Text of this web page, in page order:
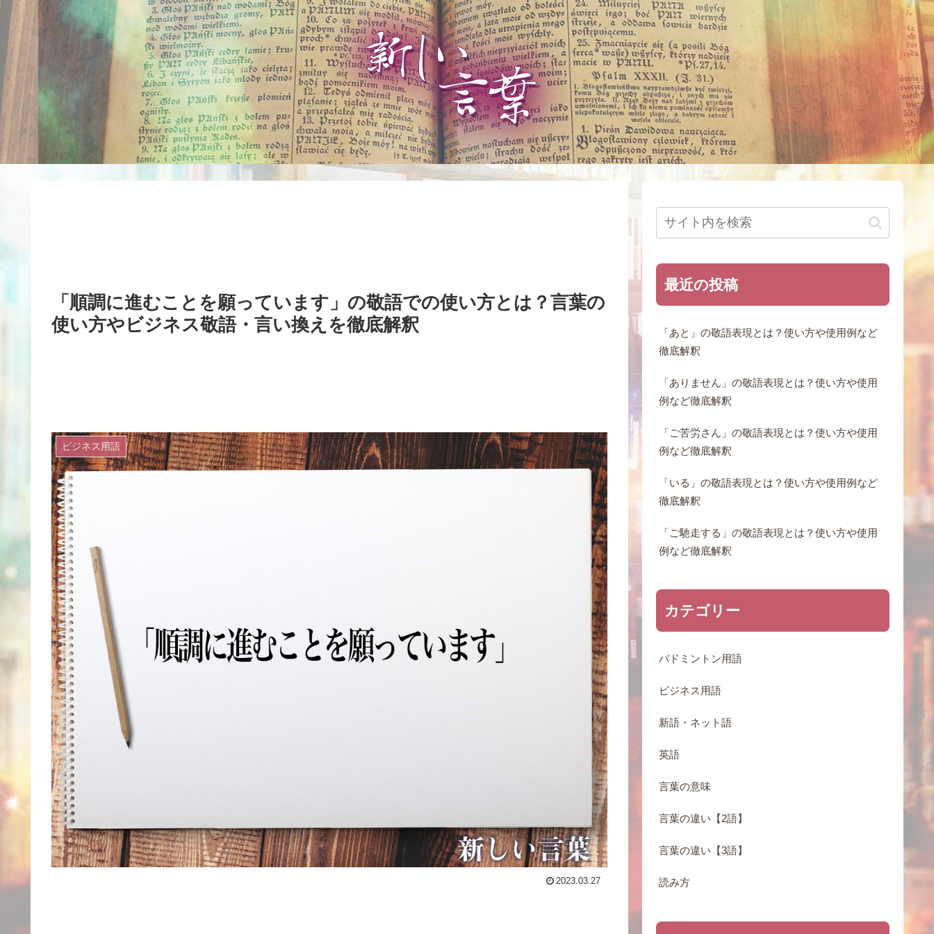
「順調に進むことを願っています」の敬語での使い方とは？言葉の
使い方やビジネス敬語・言い換えを徹底解釈
ビジネス用語
2023.03.27
最近の投稿
「あと」の敬語表現とは？使い方や使用例など
徹底解釈
「ありません」の敬語表現とは？使い方や使用
例など徹底解釈
「ご苦労さん」の敬語表現とは？使い方や使用
例など徹底解釈
「いる」の敬語表現とは？使い方や使用例など
徹底解釈
「ご馳走する」の敬語表現とは？使い方や使用
例など徹底解釈
カテゴリー
バドミントン用語
ビジネス用語
新語・ネット語
英語
言葉の意味
言葉の違い【2語】
言葉の違い【3語】
読み方